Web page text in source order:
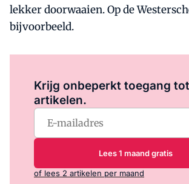
lekker doorwaaien. Op de
bijvoorbeeld.
Krijg onbeperkt toegang
artikelen.
Lees 1 maand gratis
of lees 2 artikelen per maand